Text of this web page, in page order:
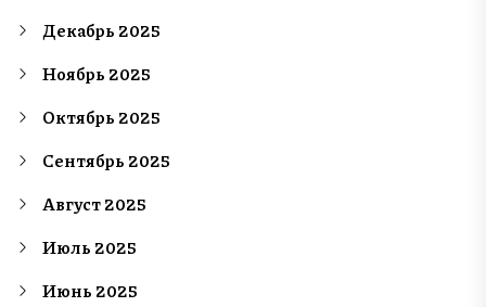
Декабрь 2025
Ноябрь 2025
Октябрь 2025
Сентябрь 2025
Август 2025
Июль 2025
Июнь 2025